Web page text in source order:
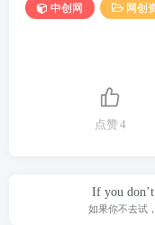
中创网 网创
点赞4
If you
如果你不去试